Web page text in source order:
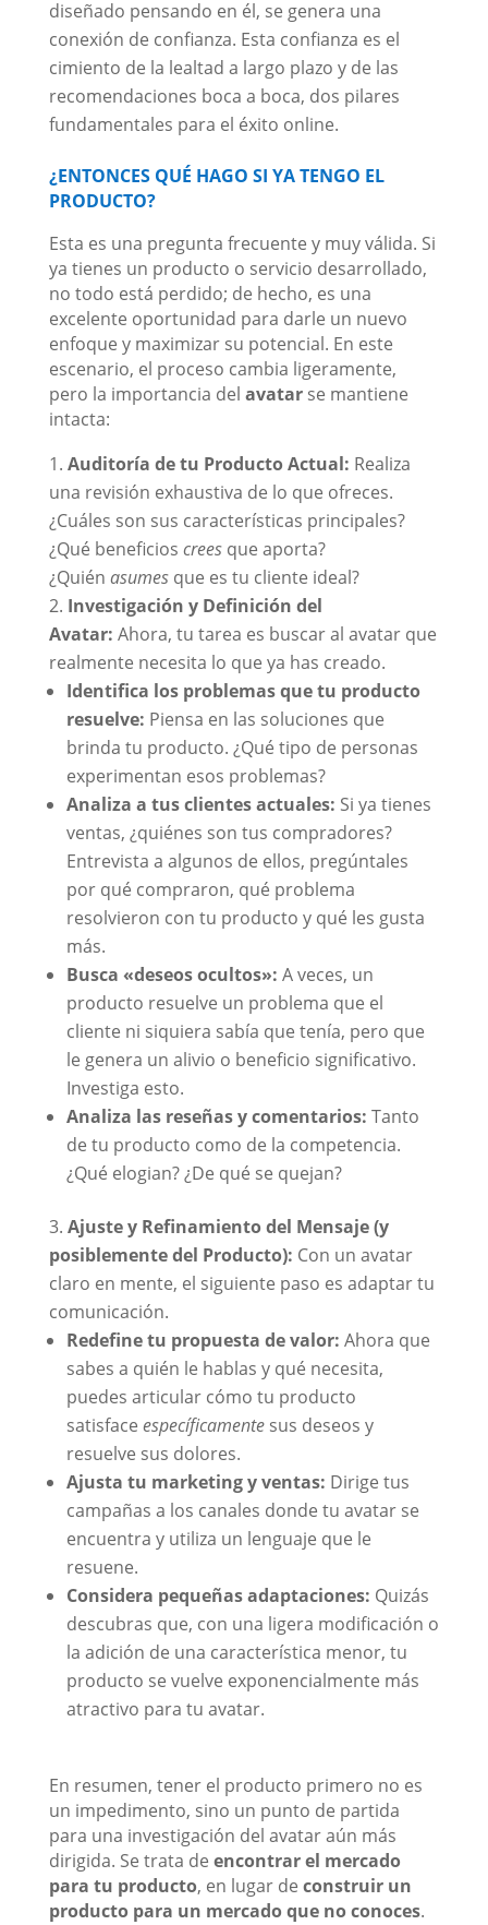
diseñado pensando en él, se genera una
conexión de confianza. Esta confianza es el
cimiento de la lealtad a largo plazo y de las
recomendaciones boca a boca, dos pilares
fundamentales para el éxito online.
¿ENTONCES QUÉ HAGO SI YA TENGO EL
PRODUCTO?
Esta es una pregunta frecuente y muy válida. Si
ya tienes un producto o servicio desarrollado,
no todo está perdido; de hecho, es una
excelente oportunidad para darle un nuevo
enfoque y maximizar su potencial. En este
escenario, el proceso cambia ligeramente,
pero la importancia del avatarse mantiene
intacta:
Auditoría de tu Producto Actual: Realiza
una revisión exhaustiva de lo que ofreces.
¿Cuáles son sus características principales?
¿Qué beneficios creesque aporta?
¿Quién asumesque es tu cliente ideal?
Investigación y Definición del
Avatar: Ahora, tu tarea es buscar al avatar que
realmente necesita lo que ya has creado.
Identifica los problemas que tu producto
resuelve: Piensa en las soluciones que
brinda tu producto. ¿Qué tipo de personas
experimentan esos problemas?
Analiza a tus clientes actuales: Si ya tienes
ventas, ¿quiénes son tus compradores?
Entrevista a algunos de ellos, pregúntales
por qué compraron, qué problema
resolvieron con tu producto y qué les gusta
más.
Busca «deseos ocultos»: A veces, un
producto resuelve un problema que el
cliente ni siquiera sabía que tenía, pero que
le genera un alivio o beneficio significativo.
Investiga esto.
Analiza las reseñas y comentarios: Tanto
de tu producto como de la competencia.
¿Qué elogian? ¿De qué se quejan?
Ajuste y Refinamiento del Mensaje (y
posiblemente del Producto): Con un avatar
claro en mente, el siguiente paso es adaptar tu
comunicación.
Redefine tu propuesta de valor: Ahora que
sabes a quién le hablas y qué necesita,
puedes articular cómo tu producto
satisface específicamentesus deseos y
resuelve sus dolores.
Ajusta tu marketing y ventas: Dirige tus
campañas a los canales donde tu avatar se
encuentra y utiliza un lenguaje que le
resuene.
Considera pequeñas adaptaciones: Quizás
descubras que, con una ligera modificación o
la adición de una característica menor, tu
producto se vuelve exponencialmente más
atractivo para tu avatar.
En resumen, tener el producto primero no es
un impedimento, sino un punto de partida
para una investigación del avatar aún más
dirigida. Se trata de encontrar el mercado
para tu producto, en lugar de construir un
producto para un mercado que no conoces.